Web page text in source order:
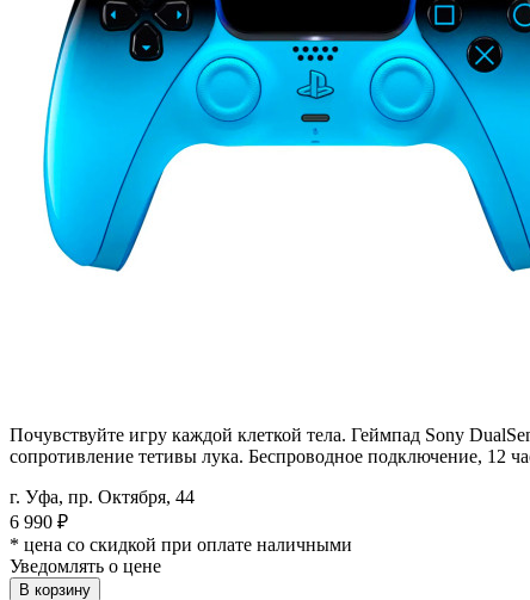
Почувствуйте игру каждой клеткой тела. Геймпад Sony
сопротивление тетивы лука. Беспроводное подключение, 12
г. Уфа, пр. Октября, 44
6 990 ₽
* цена со скидкой при оплате наличными
Уведомлять о цене
В корзину